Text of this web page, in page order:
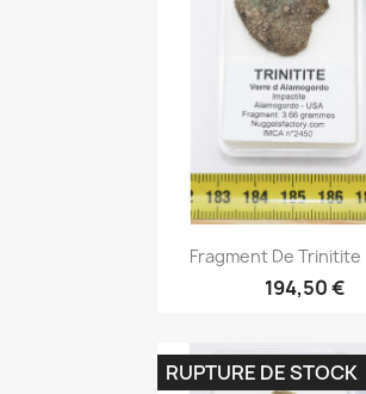
Aperçu
Fragment De Trinitite
194,50 €
RUPTURE DE STOCK